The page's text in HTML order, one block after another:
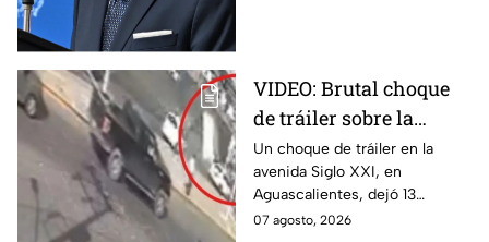
VIDEO: Brutal choque
de tráiler sobre la
avenida Siglo XXI en
Aguascalientes deja
varios heridos y
destrozos
Un choque de tráiler en la
avenida Siglo XXI, en
Aguascalientes, dejó 13
heridos y varios vehículos
07 agosto, 2026